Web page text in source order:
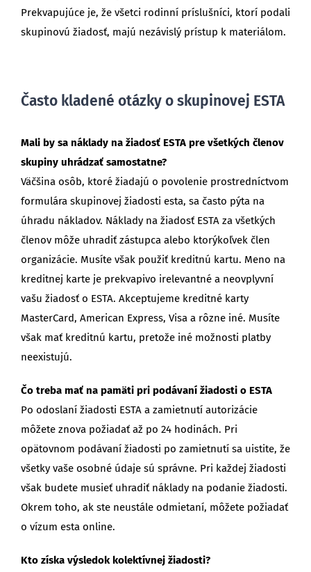
Prekvapujúce je, že všetci rodinní príslušníci, ktorí podali
skupinovú žiadosť, majú nezávislý prístup k materiálom.
Často kladené otázky o skupinovej ESTA
Mali by sa náklady na žiadosť ESTA pre všetkých členov
skupiny uhrádzať samostatne?
Väčšina osôb, ktoré žiadajú o povolenie prostredníctvom
formulára skupinovej žiadosti esta, sa často pýta na
úhradu nákladov. Náklady na žiadosť ESTA za všetkých
členov môže uhradiť zástupca alebo ktorýkoľvek člen
organizácie. Musíte však použiť kreditnú kartu. Meno na
kreditnej karte je prekvapivo irelevantné a neovplyvní
vašu žiadosť o ESTA. Akceptujeme kreditné karty
MasterCard, American Express, Visa a rôzne iné. Musíte
však mať kreditnú kartu, pretože iné možnosti platby
neexistujú.
Čo treba mať na pamäti pri podávaní žiadosti o ESTA
Po odoslaní žiadosti ESTA a zamietnutí autorizácie
môžete znova požiadať až po 24 hodinách. Pri
opätovnom podávaní žiadosti po zamietnutí sa uistite, že
všetky vaše osobné údaje sú správne. Pri každej žiadosti
však budete musieť uhradiť náklady na podanie žiadosti.
Okrem toho, ak ste neustále odmietaní, môžete požiadať
o vízum esta online.
Kto získa výsledok kolektívnej žiadosti?